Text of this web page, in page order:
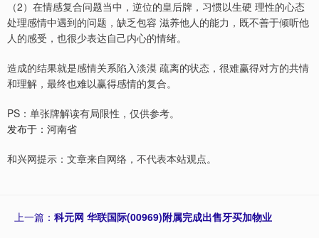
（2）在情感复合问题当中，逆位的皇后牌，习惯以生硬 理性的心态
处理感情中遇到的问题，缺乏包容 滋养他人的能力，既不善于倾听他
人的感受，也很少表达自己内心的情绪。
造成的结果就是感情关系陷入淡漠 疏离的状态，很难赢得对方的共情
和理解，最终也难以赢得感情的复合。
PS：单张牌解读有局限性，仅供参考。
发布于：河南省
和兴网提示：文章来自网络，不代表本站观点。
上一篇： 科元网 华联国际(00969)附属完成出售牙买加物业